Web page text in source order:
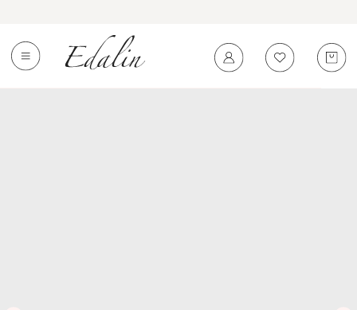
Вернуться
←